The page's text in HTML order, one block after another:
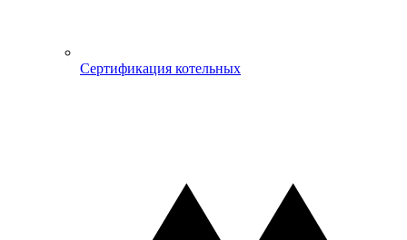
Сертификация котельных